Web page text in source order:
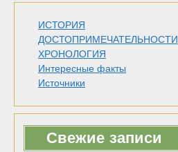
ИСТОРИЯ
ДОСТОПРИМЕЧАТЕЛЬНОСТИ
ХРОНОЛОГИЯ
Интересные факты
Источники
Свежие записи